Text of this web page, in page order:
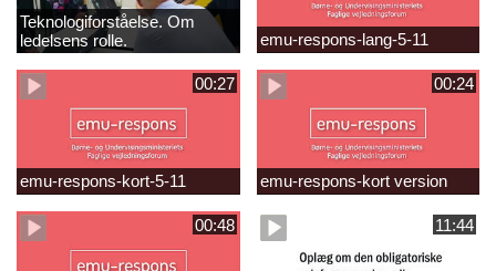
Teknologiforståelse. Om
ledelsens rolle.
Sofiendalskolen
emu-respons-lang-5-11
00:27
emu-respons-kort-5-11
00:24
emu-respons-kort version
00:48 11:44